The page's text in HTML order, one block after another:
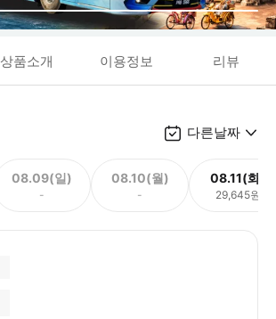
상품소개 이용정보 리뷰
다른날짜
08.09(일)
-
08.10(월)
-
08.11(화)
29,645원